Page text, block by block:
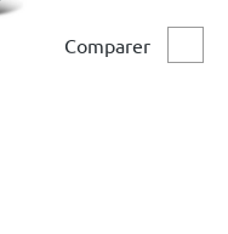
Comparer